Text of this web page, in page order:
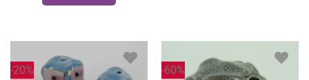
-20% -60%